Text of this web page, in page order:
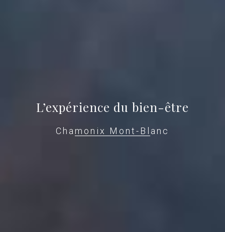
L’expérience du bien-être
Chamonix Mont-Blanc